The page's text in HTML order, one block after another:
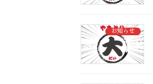
お知らせ